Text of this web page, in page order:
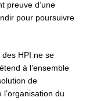
preuve d’une
pour poursuivre
HPI ne se
à l’ensemble
de
du